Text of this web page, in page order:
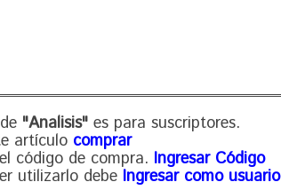
"Analisis" es para suscriptores.
artículo comprar
código de compra. Ingresar Código
utilizarlo debe Ingresar como usuario